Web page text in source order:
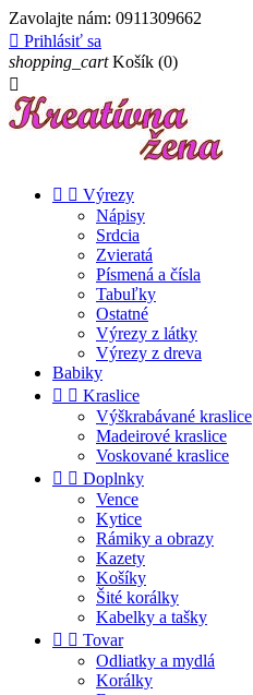
Zavolajte nám: 0911309662
 Prihlásiť sa
shopping_cart Košík (0)

  Výrezy
Nápisy
Srdcia
Zvieratá
Písmená a čísla
Tabuľky
Ostatné
Výrezy z látky
Výrezy z dreva
Babiky
  Kraslice
Výškrabávané kraslice
Madeirové kraslice
Voskované kraslice
  Doplnky
Vence
Kytice
Rámiky a obrazy
Kazety
Košíky
Šité korálky
Kabelky a tašky
  Tovar
Odliatky a mydlá
Korálky